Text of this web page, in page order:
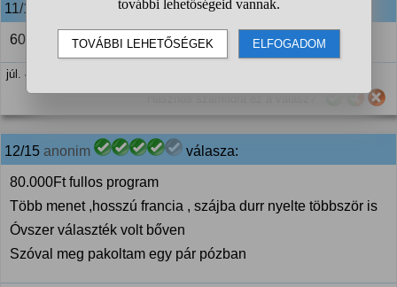
11/15 válasza:
60 000 ft
júl. 4. 23:38
12/15 anonim válasza:
80.000Ft fullos program
Több menet ,hosszú francia , szájba durr nyelte többször is
Óvszer választék volt bőven
Szóval meg pakoltam egy pár pózban